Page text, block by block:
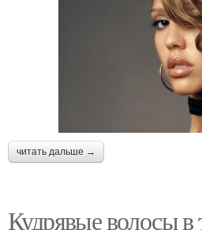
читать дальше →
Кудрявые волосы в